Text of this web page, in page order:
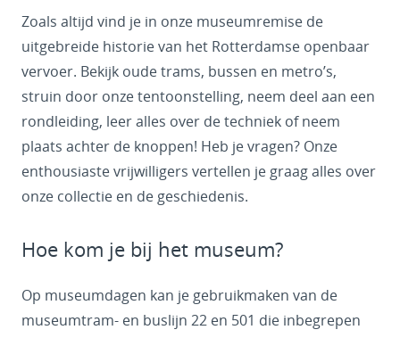
Zoals altijd vind je in onze museumremise de
uitgebreide historie van het Rotterdamse openbaar
vervoer. Bekijk oude trams, bussen en metro’s,
struin door onze tentoonstelling, neem deel aan een
rondleiding, leer alles over de techniek of neem
plaats achter de knoppen! Heb je vragen? Onze
enthousiaste vrijwilligers vertellen je graag alles over
onze collectie en de geschiedenis.
Hoe kom je bij het museum?
Op museumdagen kan je gebruikmaken van de
museumtram- en buslijn 22 en 501 die inbegrepen